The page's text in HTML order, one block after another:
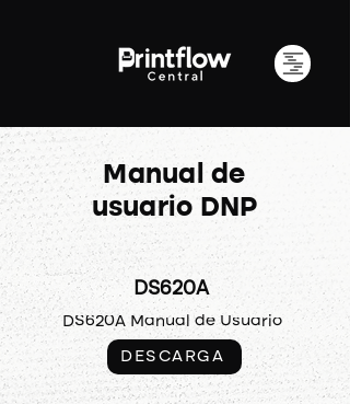
Manual de
usuario DNP
DS620A
DS620A Manual de Usuario
DESCARGA